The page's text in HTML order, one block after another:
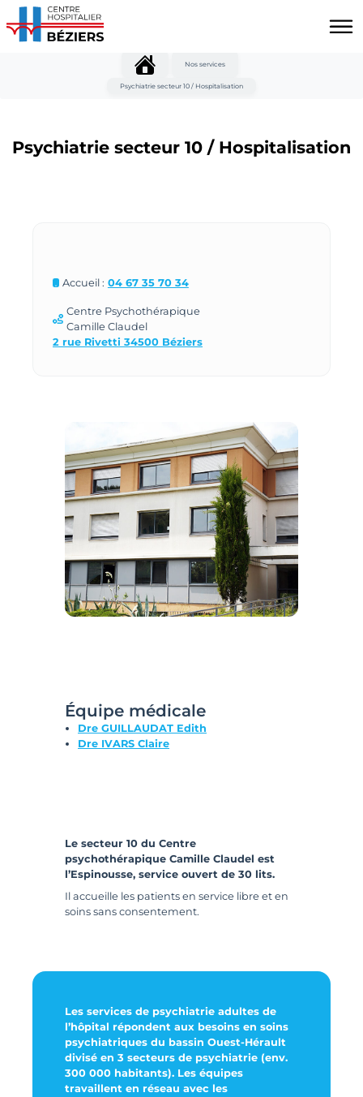
Aller au contenu principal
Nos services
Psychiatrie secteur 10 / Hospitalisation
Psychiatrie secteur 10 / Hospitalisation
Accueil : 04 67 35 70 34
Centre Psychothérapique
Camille Claudel
2 rue Rivetti 34500 Béziers
Équipe médicale
Dre GUILLAUDAT Edith
Dre IVARS Claire
Le secteur 10 du Centre
psychothérapique Camille Claudel est
l’Espinousse, service ouvert de 30 lits.
Il accueille les patients en service libre et en
soins sans consentement.
Les services de psychiatrie adultes de
l’hôpital répondent aux besoins en soins
psychiatriques du bassin Ouest-Hérault
divisé en 3 secteurs de psychiatrie (env.
300 000 habitants). Les équipes
travaillent en réseau avec les
Panneau de gestion des cookies